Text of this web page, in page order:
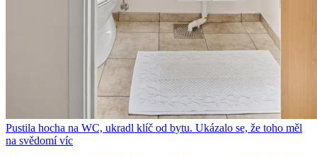
Pustila hocha na WC, ukradl klíč od bytu. Ukázalo se, že toho měl
na svědomí víc